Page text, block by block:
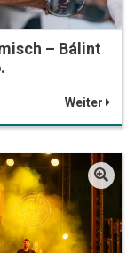
– Bálint
Weiter